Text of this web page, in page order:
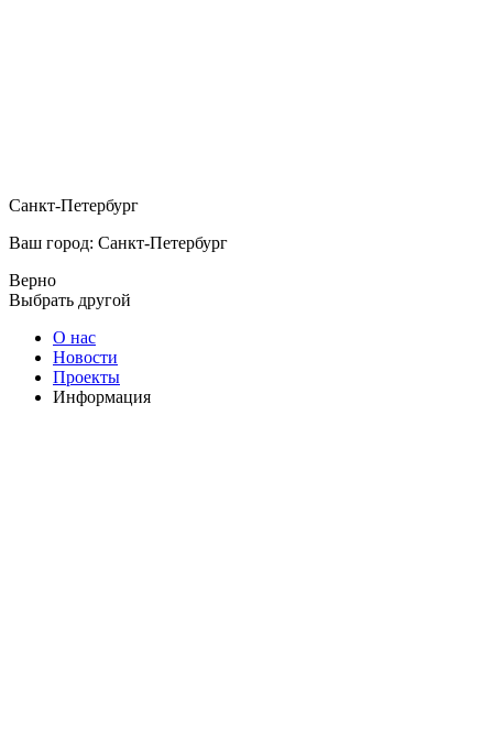
Санкт-Петербург
Ваш город: Санкт-Петербург
Верно
Выбрать другой
О нас
Новости
Проекты
Информация